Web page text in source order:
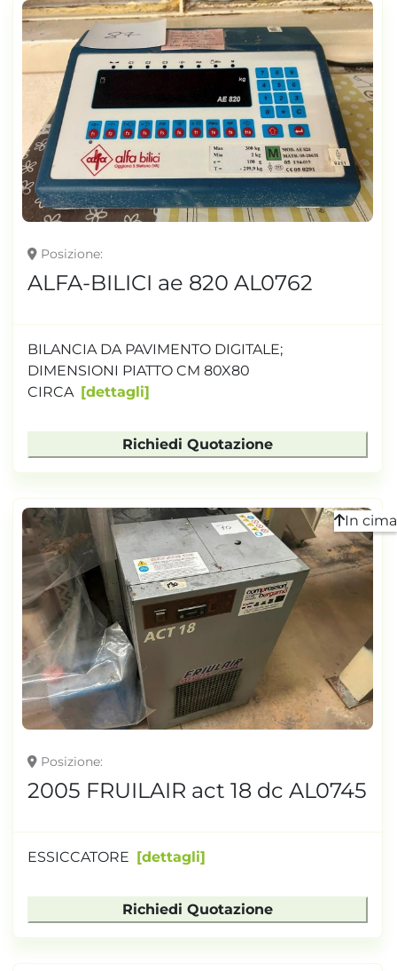
Posizione
ALFA-BILICI ae 820 AL0762
BILANCIA DA PAVIMENTO DIGITALE;
DIMENSIONI PIATTO CM 80X80
CIRCA
dettagli
Richiedi Quotazione
Posizione
2005 FRUILAIR act 18 dc AL0745
ESSICCATORE dettagli
Richiedi Quotazione
In cima